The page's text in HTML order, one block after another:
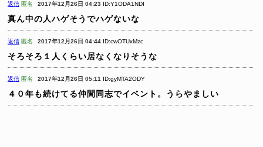
返信 匿名 2017年12月26日 04:23 ID:Y1ODA1NDI
真ん中の人ハゲそうでハゲないな
返信 匿名 2017年12月26日 04:44 ID:cwOTUxMzc
そろそろ１人くらい居なくなりそうな
返信 匿名 2017年12月26日 05:11 ID:gyMTA2ODY
４０年も続けてる仲間同志でイベント。うらやましい